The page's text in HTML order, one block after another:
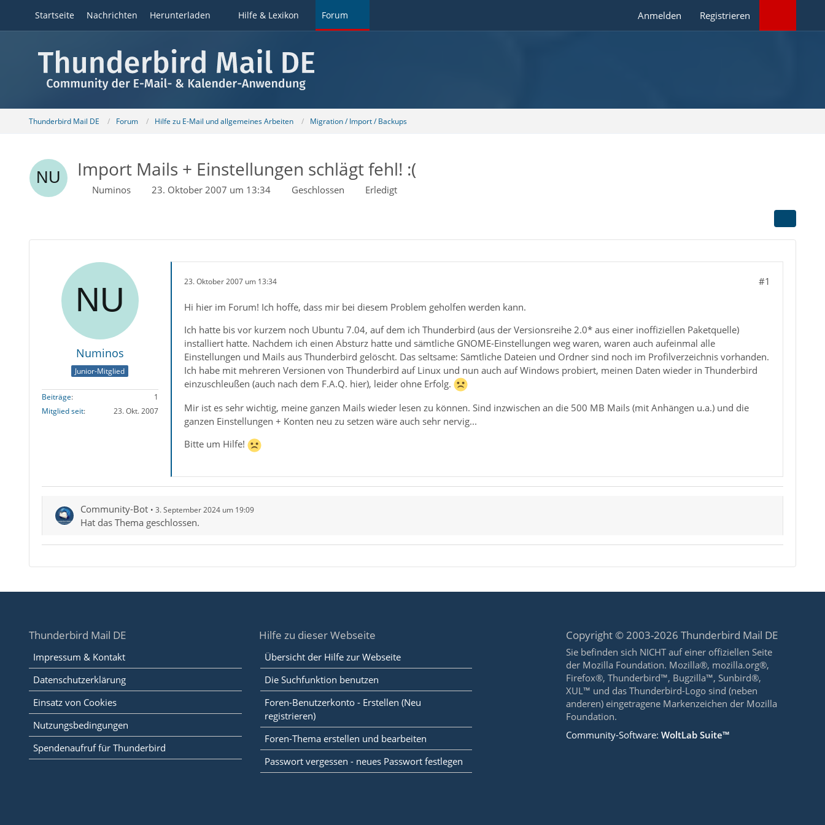
Startseite Nachrichten Herunterladen Hilfe & Lexikon Forum Anmelden Registrieren
Thunderbird Mail DE Forum Hilfe zu E-Mail und allgemeines Arbeiten Migration / Import / Backups
Import Mails + Einstellungen schlägt fehl! :(
Numinos 23. Oktober 2007 um 13:34 Geschlossen Erledigt
Numinos
Junior-Mitglied
Beiträge
1
Mitglied seit
23. Okt. 2007
23. Oktober 2007 um 13:34 #1
Hi hier im Forum! Ich hoffe, dass mir bei diesem Problem geholfen werden kann.
Ich hatte bis vor kurzem noch Ubuntu 7.04, auf dem ich Thunderbird (aus der Versionsreihe 2.0* aus einer inoffiziellen Paketquelle)
installiert hatte. Nachdem ich einen Absturz hatte und sämtliche GNOME-Einstellungen weg waren, waren auch aufeinmal alle
Einstellungen und Mails aus Thunderbird gelöscht. Das seltsame: Sämtliche Dateien und Ordner sind noch im Profilverzeichnis vorhanden.
Ich habe mit mehreren Versionen von Thunderbird auf Linux und nun auch auf Windows probiert, meinen Daten wieder in Thunderbird
einzuschleußen (auch nach dem F.A.Q. hier), leider ohne Erfolg.
Mir ist es sehr wichtig, meine ganzen Mails wieder lesen zu können. Sind inzwischen an die 500 MB Mails (mit Anhängen u.a.) und die
ganzen Einstellungen + Konten neu zu setzen wäre auch sehr nervig...
Bitte um Hilfe!
Community-Bot 3. September 2024 um 19:09
Hat das Thema geschlossen.
Thunderbird Mail DE
Impressum & Kontakt
Datenschutzerklärung
Einsatz von Cookies
Nutzungsbedingungen
Spendenaufruf für Thunderbird
Hilfe zu dieser Webseite
Übersicht der Hilfe zur Webseite
Die Suchfunktion benutzen
Foren-Benutzerkonto - Erstellen (Neu
registrieren)
Foren-Thema erstellen und bearbeiten
Passwort vergessen - neues Passwort festlegen
Copyright © 2003-2026 Thunderbird Mail DE
Sie befinden sich NICHT auf einer offiziellen Seite
der Mozilla Foundation. Mozilla®, mozilla.org®,
Firefox®, Thunderbird™, Bugzilla™, Sunbird®,
XUL™ und das Thunderbird-Logo sind (neben
anderen) eingetragene Markenzeichen der Mozilla
Foundation.
Community-Software:WoltLab Suite™